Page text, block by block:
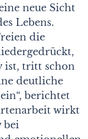
neue Sicht
Lebens.
die
ist, tritt schon
deutliche
berichtet
wirkt
bei